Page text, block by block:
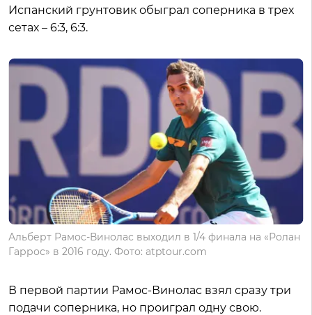
Испанский грунтовик обыграл соперника в трех
сетах – 6:3, 6:3.
Альберт Рамос-Винолас выходил в 1/4 финала на «Ролан
Гаррос» в 2016 году. Фото: atptour.com
В первой партии Рамос-Винолас взял сразу три
подачи соперника, но проиграл одну свою.